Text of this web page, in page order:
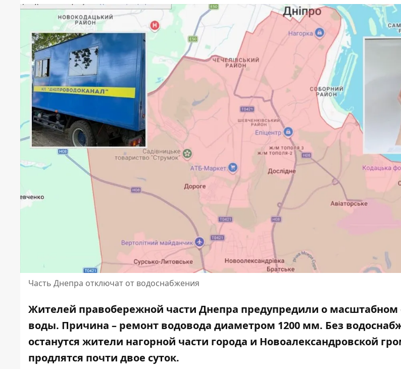
Часть Днепра отключат от водоснабжения
Жителей правобережной части Днепра предупредили о
воды. Причина – ремонт водовода диаметром 1200 мм. Без
останутся жители нагорной части города и Новоалександровской
продлятся почти двое суток.